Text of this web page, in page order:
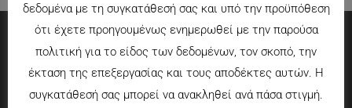
Πληροφορίες
Τρόποι πληρωμής
δεδομένα με τη συγκατάθεσή σας και υπό την προϋπόθεση
ότι έχετε προηγουμένως ενημερωθεί με την παρούσα
πολιτική για το είδος των δεδομένων, τον σκοπό, την
έκταση της επεξεργασίας και τους αποδέκτες αυτών. Η
συγκατάθεσή σας μπορεί να ανακληθεί ανά πάσα στιγμή.